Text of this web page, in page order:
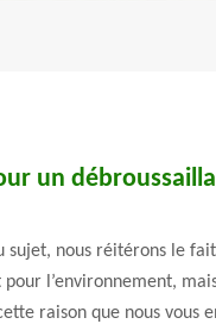
un
sujet, nous réitérons le
l’environnement,
raison que nous vous